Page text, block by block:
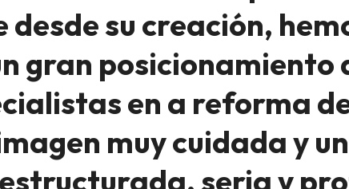
desde su creación,
gran posicionamiento
en a reforma
muy cuidada y
seria y